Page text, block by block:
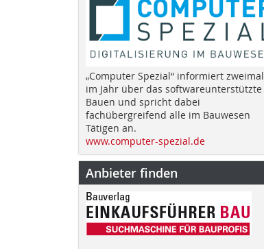
„Computer Spezial“ informiert zweimal
im Jahr über das softwareunterstützte
Bauen und spricht dabei
fachübergreifend alle im Bauwesen
Tätigen an.
www.computer-spezial.de
Anbieter finden